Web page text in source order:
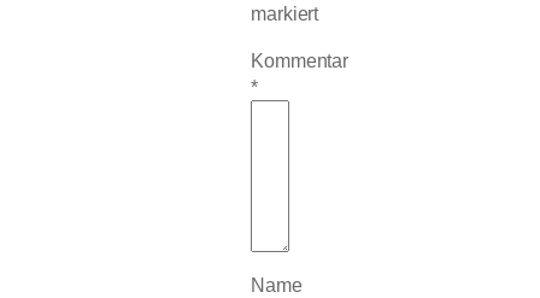
markiert
Kommentar
*
Name